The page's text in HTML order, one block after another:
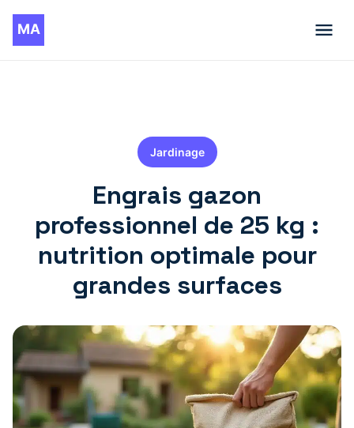
Jardinage
Engrais gazon
professionnel de 25 kg :
nutrition optimale pour
grandes surfaces